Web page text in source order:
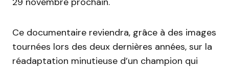
Ce documentaire reviendra, grâce à des images
tournées lors des deux dernières années, sur la
réadaptation minutieuse d’un champion qui